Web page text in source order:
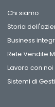
Chi siamo
Storia
Business
Rete Vendite
Lavora con noi
Sistemi di